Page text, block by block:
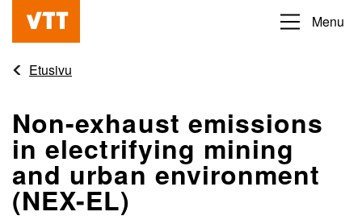
Hyppää
pääsisältöön
Beyond
obvious
Menu
Etusivu
Non-exhaust emissions
in electrifying mining
and urban environment
(NEX-EL)